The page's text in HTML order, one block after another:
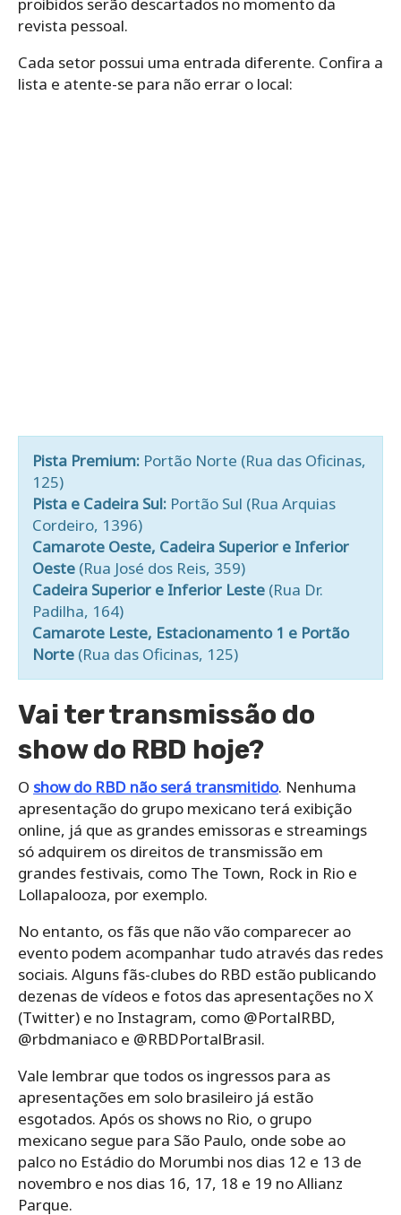
revista pessoal.
Cada setor possui uma entrada diferente. Confira a
lista e atente-se para não errar o local:
Pista Premium: Portão Norte (Rua das Oficinas,
125)
Pista e Cadeira Sul: Portão Sul (Rua Arquias
Cordeiro, 1396)
Camarote Oeste, Cadeira Superior e Inferior
Oeste (Rua José dos Reis, 359)
Cadeira Superior e Inferior Leste (Rua Dr.
Padilha, 164)
Camarote Leste, Estacionamento 1 e Portão
Norte (Rua das Oficinas, 125)
Vai ter transmissão do
show do RBD hoje?
O show do RBD não será transmitido. Nenhuma
apresentação do grupo mexicano terá exibição
online, já que as grandes emissoras e streamings
só adquirem os direitos de transmissão em
grandes festivais, como The Town, Rock in Rio e
Lollapalooza, por exemplo.
No entanto, os fãs que não vão comparecer ao
evento podem acompanhar tudo através das redes
sociais. Alguns fãs-clubes do RBD estão publicando
dezenas de vídeos e fotos das apresentações no X
(Twitter) e no Instagram, como @PortalRBD,
@rbdmaniaco e @RBDPortalBrasil.
Vale lembrar que todos os ingressos para as
apresentações em solo brasileiro já estão
esgotados. Após os shows no Rio, o grupo
mexicano segue para São Paulo, onde sobe ao
palco no Estádio do Morumbi nos dias 12 e 13 de
novembro e nos dias 16, 17, 18 e 19 no Allianz
Parque.